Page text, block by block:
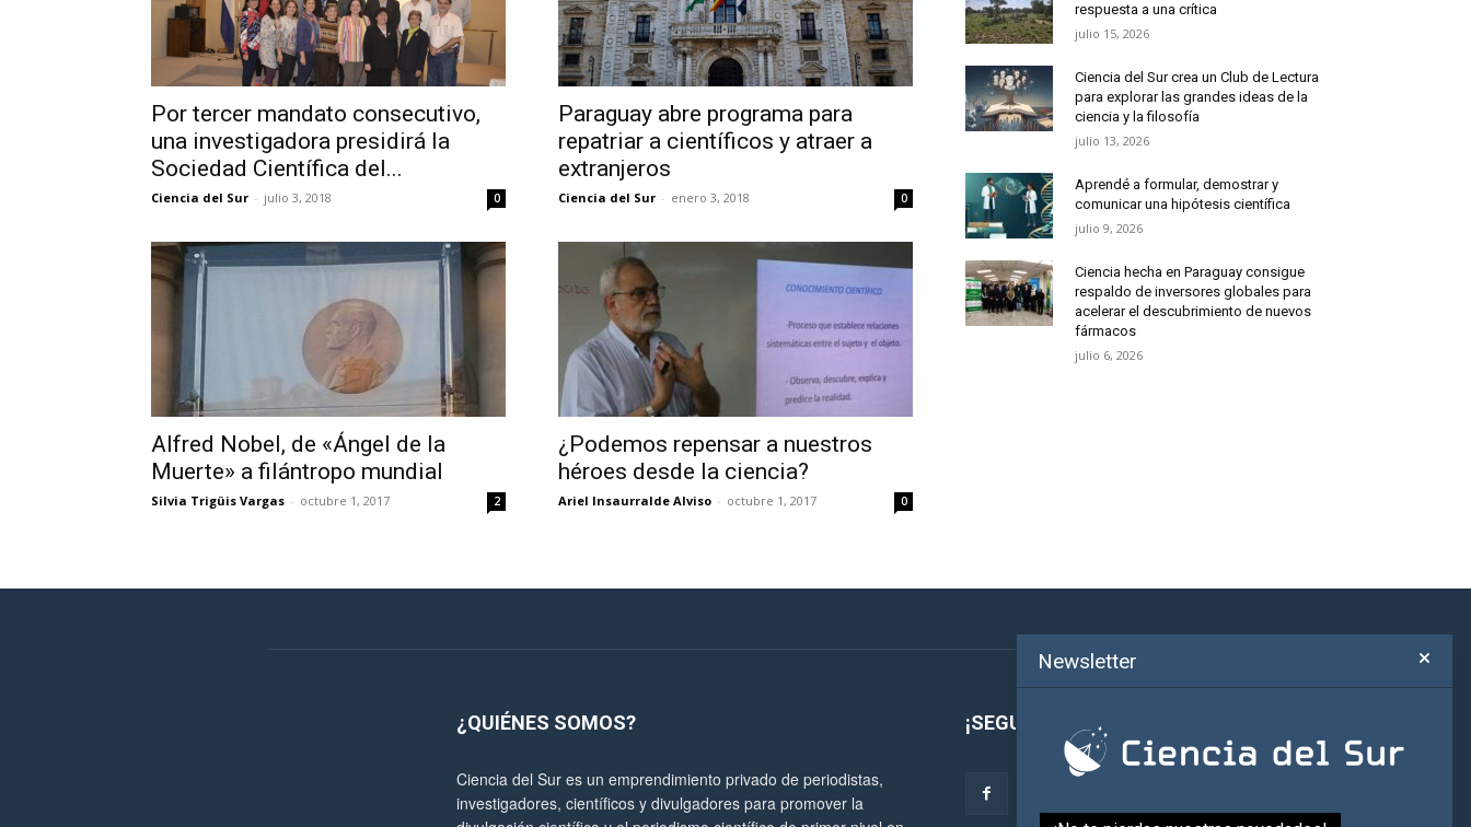
Por tercer mandato consecutivo,
una investigadora presidirá la
Sociedad Científica del...
Ciencia del Sur - julio 3, 2018 0
Paraguay abre programa para
repatriar a científicos y atraer a
extranjeros
Ciencia del Sur - enero 3, 2018 0
Alfred Nobel, de «Ángel de la
Muerte» a filántropo mundial
Silvia Trigüis Vargas - octubre 1, 2017 2
¿Podemos repensar a nuestros
héroes desde la ciencia?
Ariel Insaurralde Alviso - octubre 1, 2017 0
respuesta a una crítica
julio 15, 2026
Ciencia del Sur crea un Club de Lectura
para explorar las grandes ideas de la
ciencia y la filosofía
julio 13, 2026
Aprendé a formular, demostrar y
comunicar una hipótesis científica
julio 9, 2026
Ciencia hecha en Paraguay consigue
respaldo de inversores globales para
acelerar el descubrimiento de nuevos
fármacos
julio 6, 2026
¿QUIÉNES SOMOS?
Ciencia del Sur es un emprendimiento privado de periodistas,
investigadores, científicos y divulgadores para promover la
¡SEGUINOS!
Newsletter